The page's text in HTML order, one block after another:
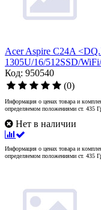
Acer Aspire C24A
1305U/16/512SSD/
Код: 950540
(0)
Информация о ценах товара и
определяемом положениями ст. 435
Нет в наличии
Информация о ценах товара и
определяемом положениями ст. 435